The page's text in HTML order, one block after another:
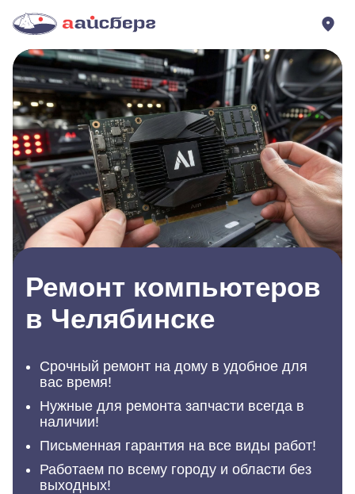
Ремонт компьютеров
в Челябинске
Срочный ремонт на дому в удобное для
вас время!
Нужные для ремонта запчасти всегда в
наличии!
Письменная гарантия на все виды работ!
Работаем по всему городу и области без
выходных!